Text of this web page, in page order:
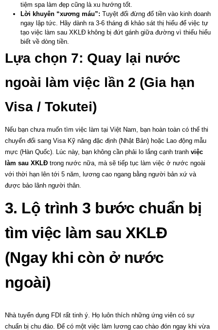
tiệm spa làm đẹp cũng là xu hướng tốt.
Lời khuyên “xương máu”: Tuyệt đối đừng đổ tiền vào kinh doanh
ngay lập tức. Hãy dành ra 3-6 tháng đi khảo sát thị hiếu để việc tự
tạo việc làm sau XKLĐ không bị đứt gánh giữa đường vì thiếu hiểu
biết về dòng tiền.
Lựa chọn 7: Quay lại nước
ngoài làm việc lần 2 (Gia hạn
Visa / Tokutei)
Nếu bạn chưa muốn tìm việc làm tại Việt Nam, bạn hoàn toàn có thể thi
chuyển đổi sang Visa Kỹ năng đặc định (Nhật Bản) hoặc Lao động mẫu
mực (Hàn Quốc). Lúc này, bạn không cần phải lo lắng cạnh tranh việc
làm sau XKLĐ trong nước nữa, mà sẽ tiếp tục làm việc ở nước ngoài
với thời hạn lên tới 5 năm, lương cao ngang bằng người bản xứ và
được bảo lãnh người thân.
3. Lộ trình 3 bước chuẩn bị
tìm việc làm sau XKLĐ
(Ngay khi còn ở nước
ngoài)
Nhà tuyển dụng FDI rất tinh ý. Họ luôn thích những ứng viên có sự
chuẩn bị chu đáo. Để có một việc làm lương cao chào đón ngay khi vừa